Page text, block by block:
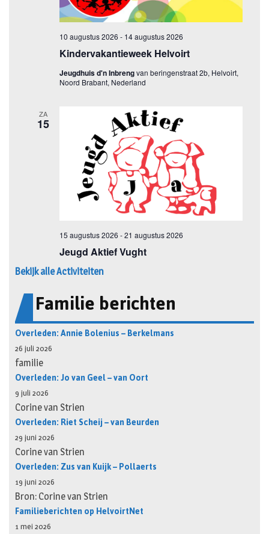
Bekijk alle Activiteiten
Familie berichten
Overleden: Annie Bolenius – Berkelmans
26 juli 2026
familie
Overleden: Jo van Geel – van Oort
9 juli 2026
Corine van Strien
Overleden: Riet Scheij – van Beurden
29 juni 2026
Corine van Strien
Overleden: Zus van Kuijk – Pollaerts
19 juni 2026
Bron: Corine van Strien
Familieberichten op HelvoirtNet
1 mei 2026